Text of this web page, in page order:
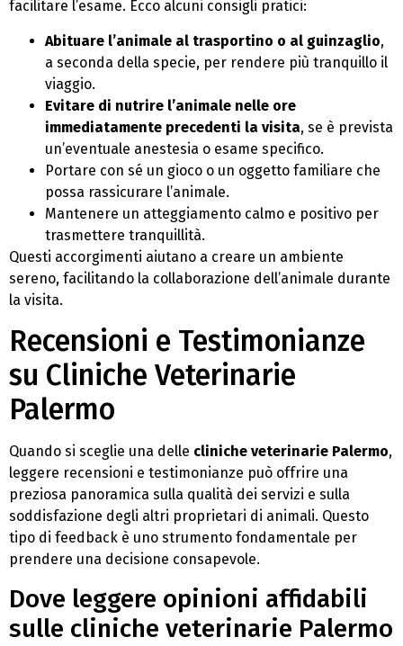
facilitare l’esame. Ecco alcuni consigli pratici:
Abituare l’animale al trasportino o al guinzaglio,
a seconda della specie, per rendere più tranquillo il
viaggio.
Evitare di nutrire l’animale nelle ore
immediatamente precedenti la visita, se è prevista
un’eventuale anestesia o esame specifico.
Portare con sé un gioco o un oggetto familiare che
possa rassicurare l’animale.
Mantenere un atteggiamento calmo e positivo per
trasmettere tranquillità.
Questi accorgimenti aiutano a creare un ambiente
sereno, facilitando la collaborazione dell’animale durante
la visita.
Recensioni e Testimonianze
su Cliniche Veterinarie
Palermo
Quando si sceglie una delle cliniche veterinarie Palermo,
leggere recensioni e testimonianze può offrire una
preziosa panoramica sulla qualità dei servizi e sulla
soddisfazione degli altri proprietari di animali. Questo
tipo di feedback è uno strumento fondamentale per
prendere una decisione consapevole.
Dove leggere opinioni affidabili
sulle cliniche veterinarie Palermo